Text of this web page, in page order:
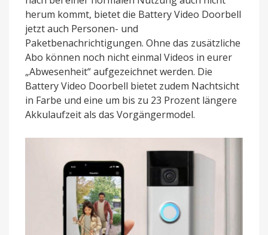
herum kommt, bietet die Battery Video Doorbell
jetzt auch Personen- und
Paketbenachrichtigungen. Ohne das zusätzliche
Abo können noch nicht einmal Videos in eurer
„Abwesenheit“ aufgezeichnet werden. Die
Battery Video Doorbell bietet zudem Nachtsicht
in Farbe und eine um bis zu 23 Prozent längere
Akkulaufzeit als das Vorgängermodel.